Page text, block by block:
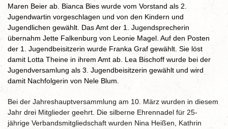
Maren Beier ab. Bianca Bies wurde vom Vorstand als 2.
Jugendwartin vorgeschlagen und von den Kindern und
Jugendlichen gewählt. Das Amt der 1. Jugendsprecherin
übernahm Jette Falkenburg von Leonie Magel. Auf den Posten
der 1. Jugendbeisitzerin wurde Franka Graf gewählt. Sie löst
damit Lotta Theine in ihrem Amt ab. Lea Bischoff wurde bei der
Jugendversamlung als 3. Jugendbeisitzerin gewählt und wird
damit Nachfolgerin von Nele Blum.
Bei der Jahreshauptversammlung am 10. März wurden in diesem
Jahr drei Mitglieder geehrt. Die silberne Ehrennadel für 25-
jährige Verbandsmitgliedschaft wurden Nina Heißen, Kathrin